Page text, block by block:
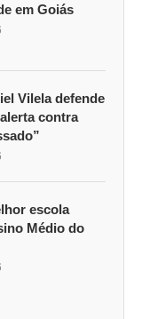
em Goiás
Vilela defende
contra
escola
Médio do